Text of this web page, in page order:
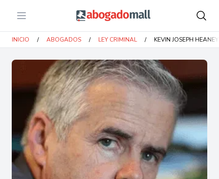
Open menu Abogadomall
INICIO / ABOGADOS / LEY CRIMINAL / KEVIN JOSEPH HEANEY